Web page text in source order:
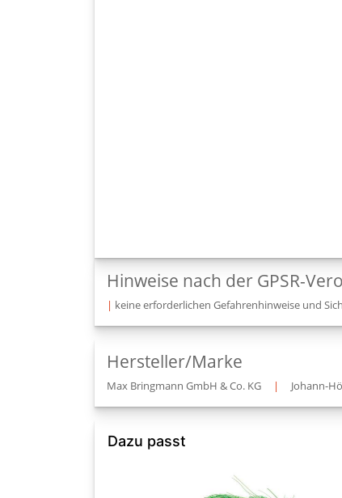
Hinweise nach der GPSR-
| keine erforderlichen Gefahrenhinweise und
Hersteller/Marke
Max Bringmann GmbH & Co. KG | Johann-
Dazu passt